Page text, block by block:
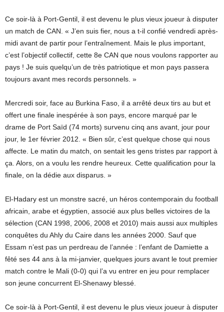
Ce soir-là à Port-Gentil, il est devenu le plus vieux joueur à disputer
un match de CAN. « J’en suis fier, nous a t-il confié vendredi après-
midi avant de partir pour l’entraînement. Mais le plus important,
c’est l’objectif collectif, cette 8e CAN que nous voulons rapporter au
pays ! Je suis quelqu’un de très patriotique et mon pays passera
toujours avant mes records personnels. »
Mercredi soir, face au Burkina Faso, il a arrêté deux tirs au but et
offert une finale inespérée à son pays, encore marqué par le
drame de Port Saïd (74 morts) survenu cinq ans avant, jour pour
jour, le 1er février 2012. « Bien sûr, c’est quelque chose qui nous
affecte. Le matin du match, on sentait les gens tristes par rapport à
ça. Alors, on a voulu les rendre heureux. Cette qualification pour la
finale, on la dédie aux disparus. »
El-Hadary est un monstre sacré, un héros contemporain du football
africain, arabe et égyptien, associé aux plus belles victoires de la
sélection (CAN 1998, 2006, 2008 et 2010) mais aussi aux multiples
conquêtes du Ahly du Caire dans les années 2000. Sauf que
Essam n’est pas un perdreau de l’année : l’enfant de Damiette a
fêté ses 44 ans à la mi-janvier, quelques jours avant le tout premier
match contre le Mali (0-0) qui l’a vu entrer en jeu pour remplacer
son jeune concurrent El-Shenawy blessé.
Ce soir-là à Port-Gentil, il est devenu le plus vieux joueur à disputer